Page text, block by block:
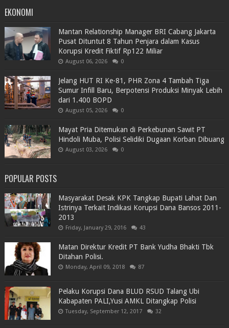
EKONOMI
Mantan Relationship Manager BRI Cabang Jakarta
Pusat Dituntut 8 Tahun Penjara dalam Kasus
Korupsi Kredit Fiktif Rp122 Miliar
August 06, 2026 0
Jelang HUT RI Ke-81, PHR Zona 4 Tambah Tiga
Sumur Infill Baru, Berpotensi Produksi Minyak Lebih
dari 1.400 BOPD
August 05, 2026 0
Mayat Pria Ditemukan di Perkebunan Sawit PT
Hindoli Muba, Polisi Selidiki Dugaan Korban Dibuang
August 03, 2026 0
POPULAR POSTS
Masyarakat Desak KPK Tangkap Bupati Lahat Dan
Istrinya Terkait Indikasi Korupsi Dana Bansos 2011-
2013
Friday, January 29, 2016 43
Matan Direktur Kredit PT Bank Yudha Bhakti Tbk
Ditahan Polisi.
Monday, April 09, 2018 87
Pelaku Korupsi Dana BLUD RSUD Talang Ubi
Kabapaten PALI,Yusi AMKL Ditangkap Polisi
Tuesday, September 12, 2017 32